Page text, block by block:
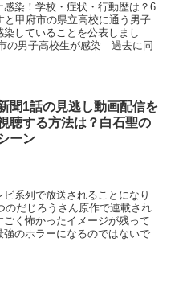
染！学校・症状・行動歴は？6
と甲府市の県立高校に通う男子
していることを公表しまし
の男子高校生が感染 過去に同
聞1話の見逃し動画配信を
聴する方法は？白石聖の
ーン
系列で放送されることになり
のだじろうさん原作で連載され
く怖かったイメージが残って
のホラーになるのではないで